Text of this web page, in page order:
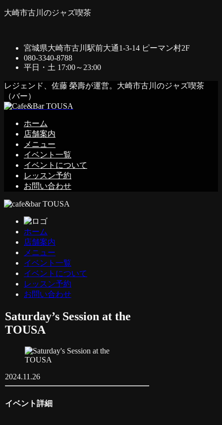
大崎市古川のジャズ喫茶
宮城県大崎市古川駅前大通1-3-14 ピーマン村2F
080-3340-8788
平日・土 17:00～23:00
レジェンド、佐藤 榮壽が運営。大崎市古川のジャズ喫茶
（バー）
ホーム
店舗案内
メニュー
イベント一覧
イベントについて
レッスン予約
お問い合わせ
ホーム
店舗案内
メニュー
イベント一覧
イベントについて
レッスン予約
お問い合わせ
Saturday’s Session at the
TOUSA
2024.11.26
イベント詳細